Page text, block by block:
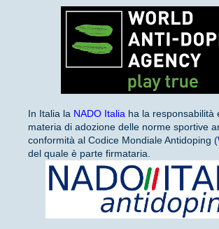
In Italia la NADO Italia ha la responsabilità
materia di adozione delle norme sportive
conformità al Codice Mondiale Antidoping (
del quale è parte firmataria.